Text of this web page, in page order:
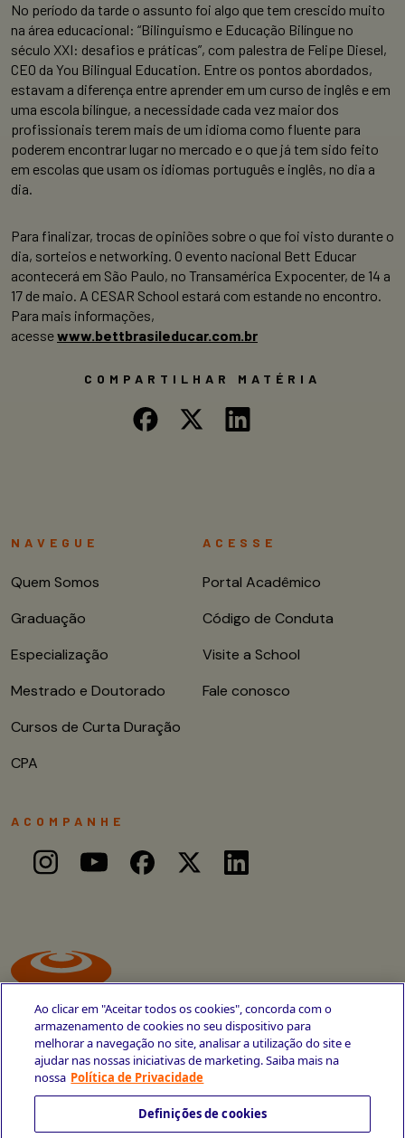
No período da tarde o assunto foi algo que tem crescido muito
na área educacional: “Bilinguismo e Educação Bilíngue no
século XXI: desafios e práticas”, com palestra de Felipe Diesel,
CEO da You Bilingual Education. Entre os pontos abordados,
estavam a diferença entre aprender em um curso de inglês e em
uma escola bilíngue, a necessidade cada vez maior dos
profissionais terem mais de um idioma como fluente para
poderem encontrar lugar no mercado e o que já tem sido feito
em escolas que usam os idiomas português e inglês, no dia a
dia.
Para finalizar, trocas de opiniões sobre o que foi visto durante o
dia, sorteios e networking. O evento nacional Bett Educar
acontecerá em São Paulo, no Transamérica Expocenter, de 14 a
17 de maio. A CESAR School estará com estande no encontro.
Para mais informações,
acessewww.bettbrasileducar.com.br
COMPARTILHAR MATÉRIA
Avenida Cais do Apolo, 77
+55 81 3419-6700
NAVEGUE
Quem Somos
Graduação
Especialização
Mestrado e Doutorado
Cursos de Curta Duração
CPA
ACESSE
Portal Acadêmico
Código de Conduta
Visite a School
Fale conosco
ACOMPANHE
Ao clicar em "Aceitar todos os cookies", concorda com o
armazenamento de cookies no seu dispositivo para
melhorar a navegação no site, analisar a utilização do site e
ajudar nas nossas iniciativas de marketing. Saiba mais na
nossa Política de Privacidade
Definições de cookies